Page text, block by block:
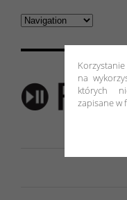
na
których
zapisane w